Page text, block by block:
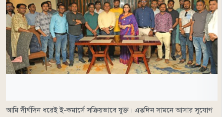
আমি দীর্ঘদিন ধরেই ই-কমার্সে সক্রিয়ভাবে যুক্ত। এতদিন সামনে আসার সুযোগ